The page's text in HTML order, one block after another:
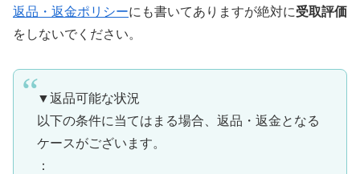
返品・返金ポリシーにも書いてありますが絶対に受取評価
をしないでください。
▼返品可能な状況
以下の条件に当てはまる場合、返品・返金となる
ケースがございます。
：